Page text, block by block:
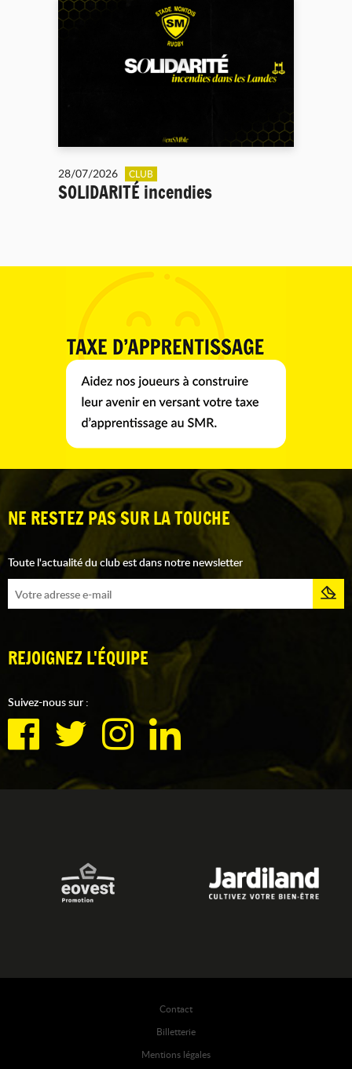
28/07/2026 CLUB
SOLIDARITÉ incendies
NE RESTEZ PAS SUR LA TOUCHE
Toute l'actualité du club est dans notre newsletter
REJOIGNEZ L'ÉQUIPE
Suivez-nous sur :
Contact
Billetterie
Mentions légales